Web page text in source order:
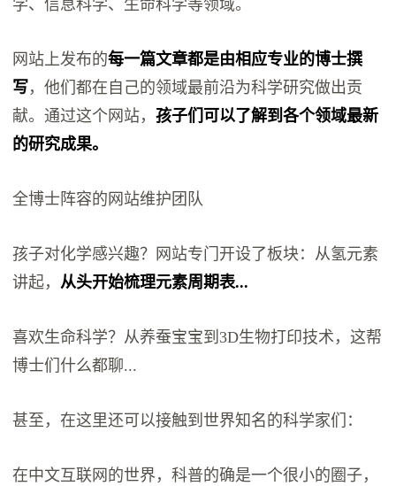
学、信息科学、生命科学等领域。
网站上发布的每一篇文章都是由相应专业的博士撰
写，他们都在自己的领域最前沿为科学研究做出贡
献。通过这个网站，孩子们可以了解到各个领域最新
的研究成果。
全博士阵容的网站维护团队
孩子对化学感兴趣？网站专门开设了板块：从氢元素
讲起，从头开始梳理元素周期表...
喜欢生命科学？从养蚕宝宝到3D生物打印技术，这帮
博士们什么都聊...
甚至，在这里还可以接触到世界知名的科学家们：
在中文互联网的世界，科普的确是一个很小的圈子，